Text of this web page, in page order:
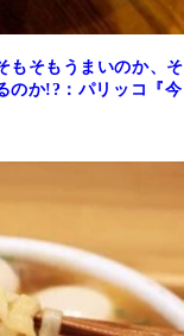
もそもうまいのか、そ
のか!?：パリッコ『今